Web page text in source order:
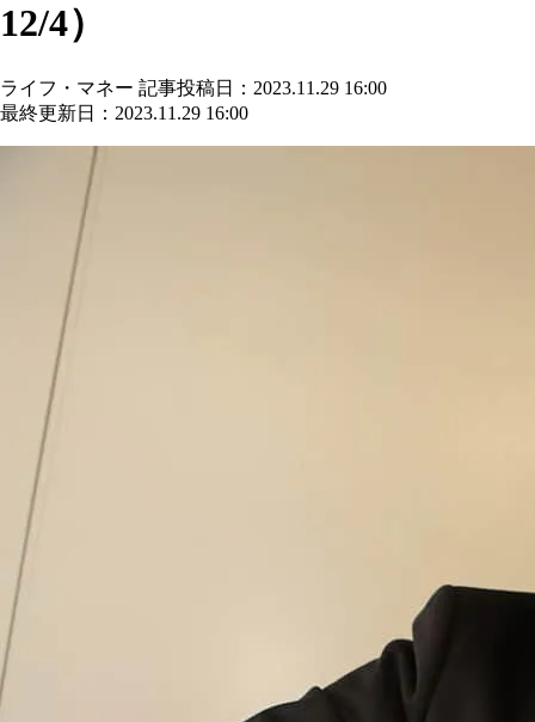
12/4）
ライフ・マネー 記事投稿日：2023.11.29 16:00
最終更新日：2023.11.29 16:00